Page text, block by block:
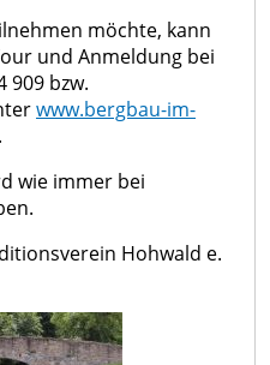
möchte, kann
und Anmeldung bei
909 bzw.
www.bergbau-im-
wie immer bei
Hohwald e.